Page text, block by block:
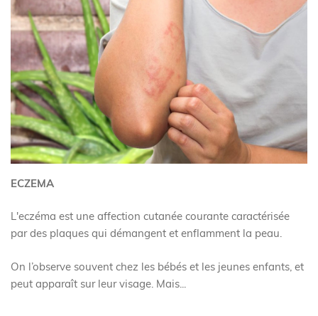
ECZEMA
L'eczéma est une affection cutanée courante caractérisée
par des plaques qui démangent et enflamment la peau.
On l’observe souvent chez les bébés et les jeunes enfants, et
peut apparaît sur leur visage. Mais...